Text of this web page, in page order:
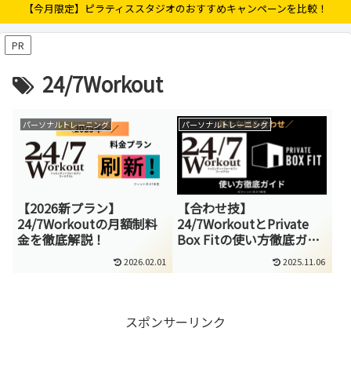
【今月限定】ピラティススタジオのおすすめキャンペーンを比較！
PR
24/7Workout
パーソナルトレーニング
【2026新プラン】
24/7Workoutの月額制料
金を徹底解説！
2026.02.01
パーソナルトレーニング
【合わせ技】
24/7WorkoutとPrivate
Box Fitの使い方徹底ガイ
2025.11.06
スポンサーリンク